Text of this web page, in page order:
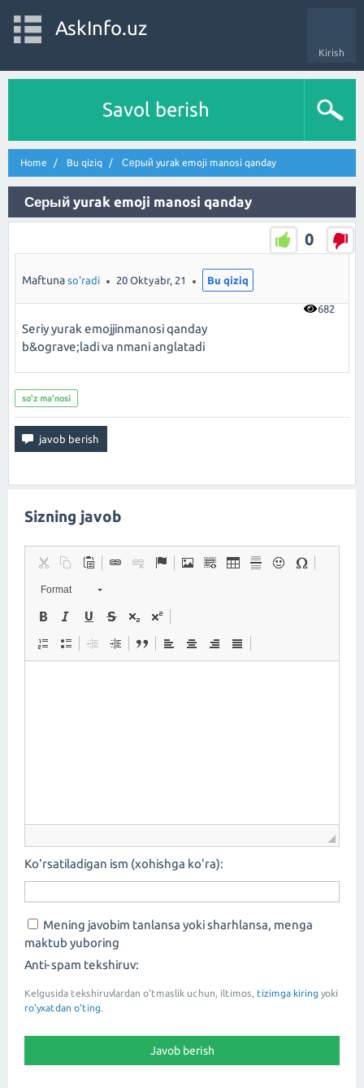
Kirish
AskInfo.uz
Savol berish
Home Bu qiziq Серый yurak emoji manosi qanday
Серый yurak emoji manosi qanday
0
682
Maftuna so'radi 20 Oktyabr, 21 Bu qiziq
Seriy yurak emojjinmanosi qanday
b&ograve;ladi va nmani anglatadi
so'z ma'nosi
Sizning javob
Format
Ko'rsatiladigan ism (xohishga ko'ra):
Mening javobim tanlansa yoki sharhlansa, menga
maktub yuboring
Anti-spam tekshiruv:
Kelgusida tekshiruvlardan o'tmaslik uchun, iltimos, tizimga kiring yoki
ro'yxatdan o'ting.